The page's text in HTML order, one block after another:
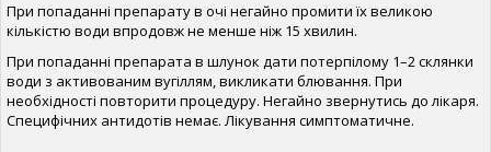
При попаданні препарату в очі негайно промити їх великою
кількістю води впродовж не менше ніж 15 хвилин.
При попаданні препарата в шлунок дати потерпілому 1–2 склянки
води з активованим вугіллям, викликати блювання. При
необхідності повторити процедуру. Негайно звернутись до лікаря.
Специфічних антидотів немає. Лікування симптоматичне.